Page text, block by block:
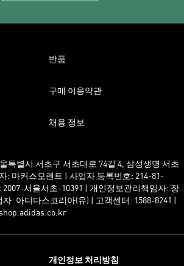
반품
구매 이용약관
채용 정보
특별시 서초구 서초대로 74길 4, 삼성생명 서초
: 마커스모렌트 | 사업자 등록번호: 214-81-
2007-서울서초-10391 | 개인정보관리책임자: 장
: 아디다스코리아(유) | 고객센터: 1588-8241 |
개인정보 처리방침